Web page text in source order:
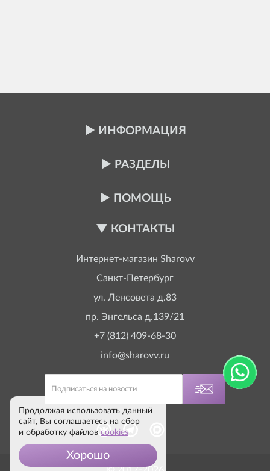
ИНФОРМАЦИЯ
РАЗДЕЛЫ
ПОМОЩЬ
КОНТАКТЫ
Интернет-магазин Sharovv
Санкт-Петербург
ул. Ленсовета д.83
пр. Энгельса д.139/21
+7 (812) 409-68-30
info@sharovv.ru
Продолжая использовать данный
сайт, Вы соглашаетесь на сбор
и обработку файлов cookies
Хорошо